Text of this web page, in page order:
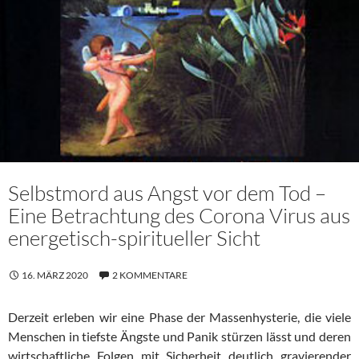
Selbstmord aus Angst vor dem Tod –
Eine Betrachtung des Corona Virus aus
energetisch-spiritueller Sicht
16. MÄRZ 2020 2 KOMMENTARE
Derzeit erleben wir eine Phase der Massenhysterie, die viele
Menschen in tiefste Ängste und Panik stürzen lässt und deren
wirtschaftliche Folgen mit Sicherheit deutlich gravierender